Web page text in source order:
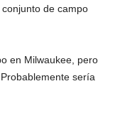
de campo
en Milwaukee, pero
sería